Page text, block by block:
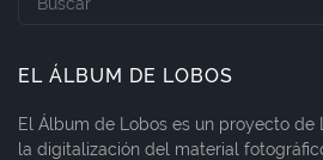
EL ÁLBUM DE LOBOS
El Álbum de Lobos es un proyecto de
la digitalización del material